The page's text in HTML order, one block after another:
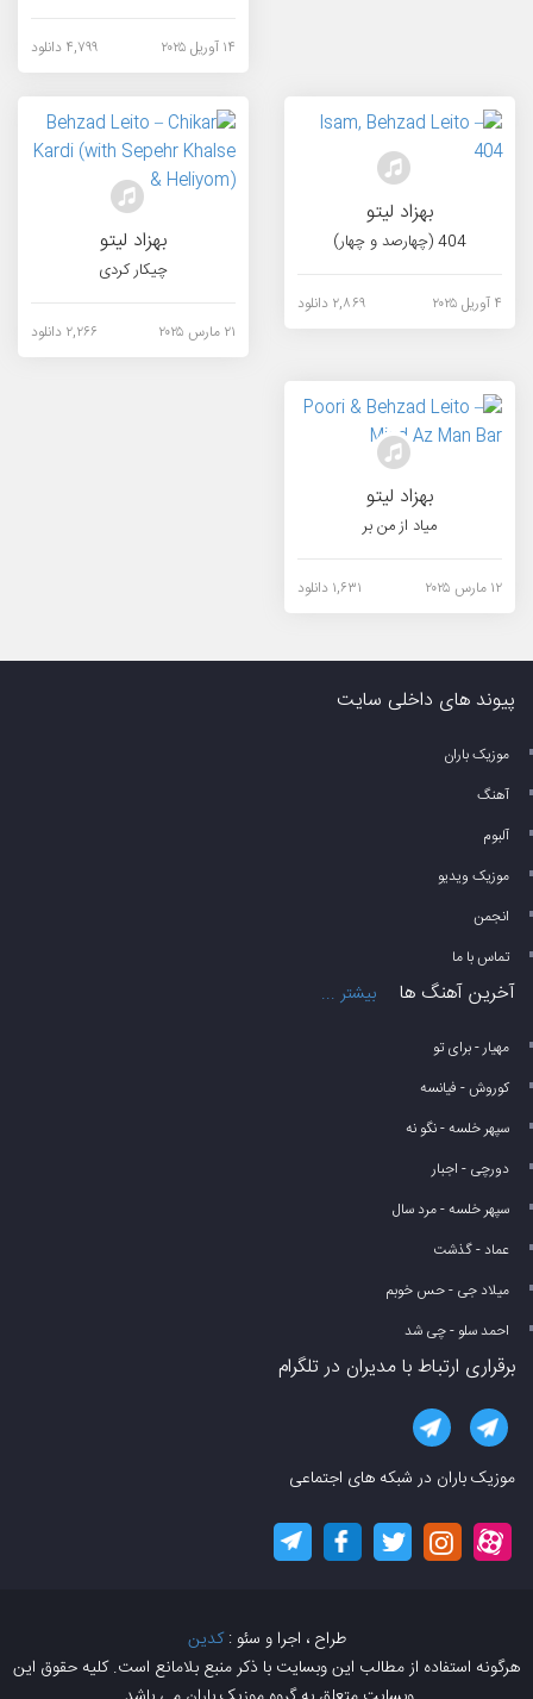
۱۴ آوریل ۲۰۲۵ ۴,۷۹۹ دانلود
بهزاد لیتو
404 (چهارصد و چهار)
۴ آوریل ۲۰۲۵ ۲,۸۶۹ دانلود
بهزاد لیتو
چیکار کردی
۲۱ مارس ۲۰۲۵ ۲,۲۶۶ دانلود
بهزاد لیتو
میاد از من بر
۱۲ مارس ۲۰۲۵ ۱,۶۳۱ دانلود
پیوند های داخلی سایت
موزیک باران
آهنگ
آلبوم
موزیک ویدیو
انجمن
تماس با ما
آخرین آهنگ ها بیشتر ...
مهیار - برای تو
کوروش - فیانسه
سپهر خلسه - نگو نه
دورچی - اجبار
سپهر خلسه - مرد سال
عماد - گذشت
میلاد جی - حس خوبم
احمد سلو - چی شد
برقراری ارتباط با مدیران در تلگرام
موزیک باران در شبکه های اجتماعی
طراح ، اجرا و سئو :کدین
هرگونه استفاده از مطالب این وبسایت با ذکر منبع بلامانع است. کلیه حقوق این